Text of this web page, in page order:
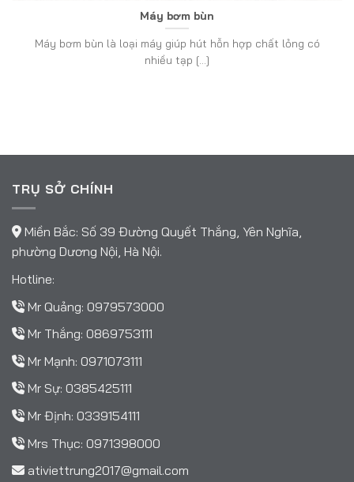
Máy bơm bùn
Máy bơm bùn là loại máy giúp hút hỗn hợp chất lỏng có
nhiều tạp [...]
TRỤ SỞ CHÍNH
Miền Bắc: Số 39 Đường Quyết Thắng, Yên Nghĩa,
phường Dương Nội, Hà Nội.
Hotline:
Mr Quảng: 0979573000
Mr Thắng: 0869753111
Mr Mạnh: 0971073111
Mr Sự: 0385425111
Mr Định: 0339154111
Mrs Thục: 0971398000
ativiettrung2017@gmail.com